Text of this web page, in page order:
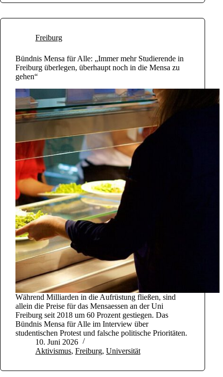
Freiburg
Bündnis Mensa für Alle: „Immer mehr Studierende in
Freiburg überlegen, überhaupt noch in die Mensa zu
gehen“
Während Milliarden in die Aufrüstung fließen, sind
allein die Preise für das Mensaessen an der Uni
Freiburg seit 2018 um 60 Prozent gestiegen. Das
Bündnis Mensa für Alle im Interview über
studentischen Protest und falsche politische Prioritäten.
10. Juni 2026
Aktivismus, Freiburg, Universität